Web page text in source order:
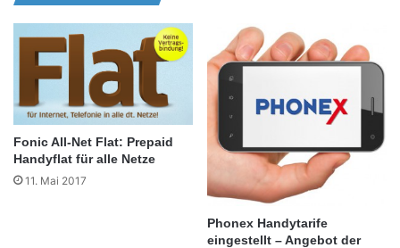
Fonic All-Net Flat: Prepaid
Handyflat für alle Netze
11. Mai 2017
Phonex Handytarife
eingestellt – Angebot der